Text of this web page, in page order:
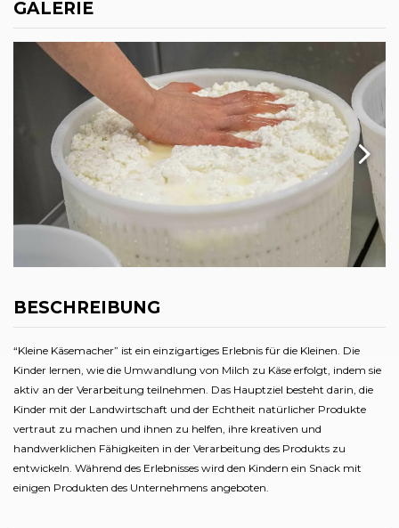
GALERIE
BESCHREIBUNG
“Kleine Käsemacher” ist ein einzigartiges Erlebnis für die Kleinen. Die
Kinder lernen, wie die Umwandlung von Milch zu Käse erfolgt, indem sie
aktiv an der Verarbeitung teilnehmen. Das Hauptziel besteht darin, die
Kinder mit der Landwirtschaft und der Echtheit natürlicher Produkte
vertraut zu machen und ihnen zu helfen, ihre kreativen und
handwerklichen Fähigkeiten in der Verarbeitung des Produkts zu
entwickeln. Während des Erlebnisses wird den Kindern ein Snack mit
einigen Produkten des Unternehmens angeboten.